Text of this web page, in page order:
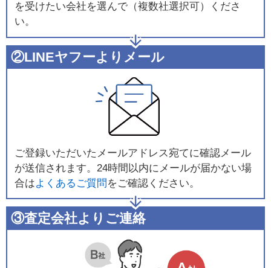
を受けたい会社を選んで（複数社選択可）くださ
い。
②LINEヤフーよりメール
ご登録いただいたメールアドレス宛てに確認メール
が送信されます。24時間以内にメールが届かない場
合はよくあるご質問 をご確認ください。
③査定会社よりご連絡